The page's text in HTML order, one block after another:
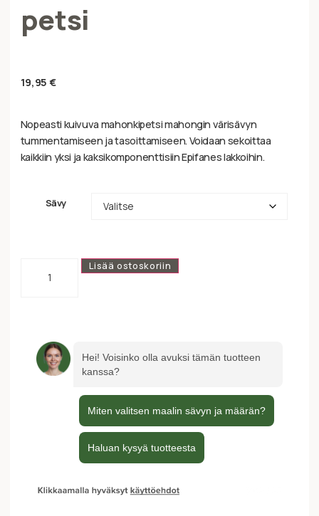
petsi
19,95 €
Nopeasti kuivuva mahonkipetsi mahongin värisävyn
tummentamiseen ja tasoittamiseen. Voidaan sekoittaa
kaikkiin yksi ja kaksikomponenttisiin Epifanes lakkoihin.
Sävy
Lisää ostoskoriin